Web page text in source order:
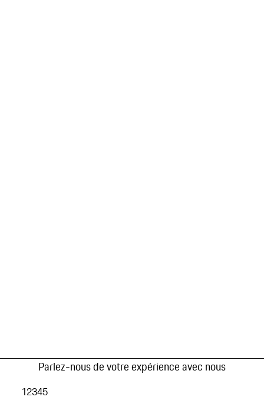
Parlez-nous de votre expérience avec nous
12345